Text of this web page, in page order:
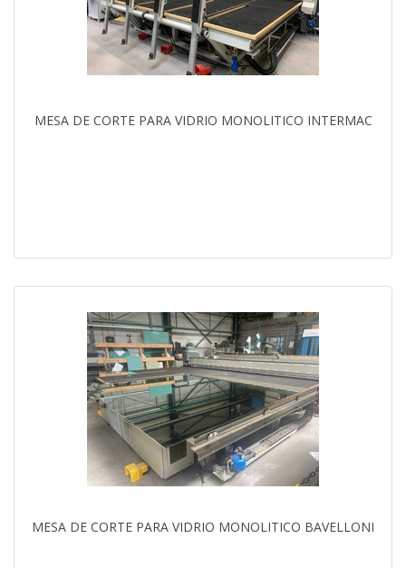
MESA DE CORTE PARA VIDRIO MONOLITICO INTERMAC
MESA DE CORTE PARA VIDRIO MONOLITICO BAVELLONI